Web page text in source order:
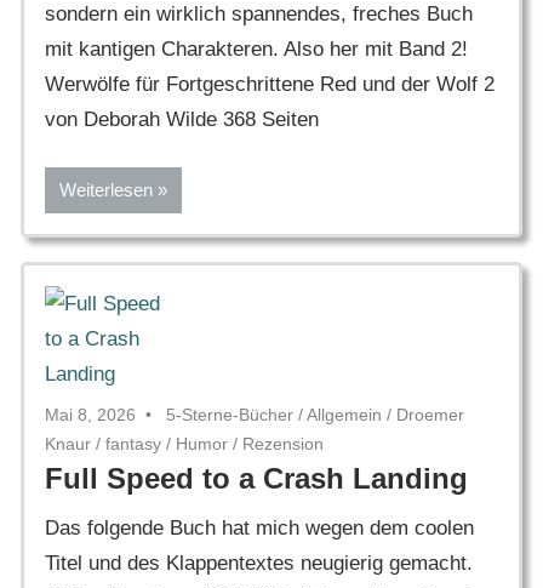
sondern ein wirklich spannendes, freches Buch
mit kantigen Charakteren. Also her mit Band 2!
Werwölfe für Fortgeschrittene Red und der Wolf 2
von Deborah Wilde 368 Seiten
Weiterlesen
Mai 8, 2026 5-Sterne-Bücher /Allgemein / Droemer
Knaur / fantasy / Humor / Rezension
Full Speed to a Crash Landing
Das folgende Buch hat mich wegen dem coolen
Titel und des Klappentextes neugierig gemacht.